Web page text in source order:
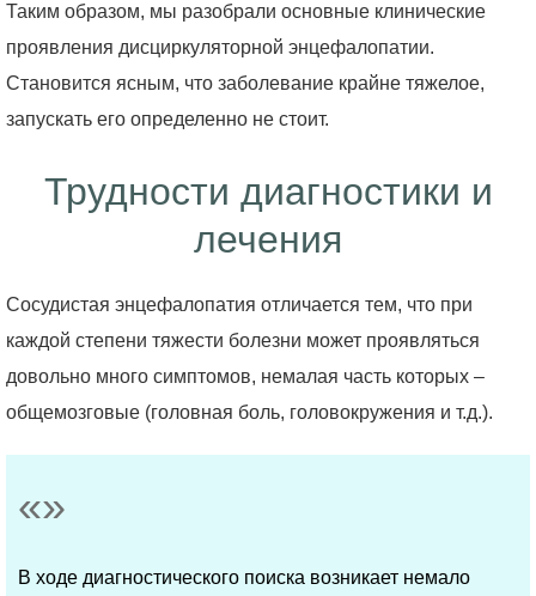
Таким образом, мы разобрали основные клинические
проявления дисциркуляторной энцефалопатии.
Становится ясным, что заболевание крайне тяжелое,
запускать его определенно не стоит.
Трудности диагностики и
лечения
Сосудистая энцефалопатия отличается тем, что при
каждой степени тяжести болезни может проявляться
довольно много симптомов, немалая часть которых –
общемозговые (головная боль, головокружения и т.д.).
В ходе диагностического поиска возникает немало